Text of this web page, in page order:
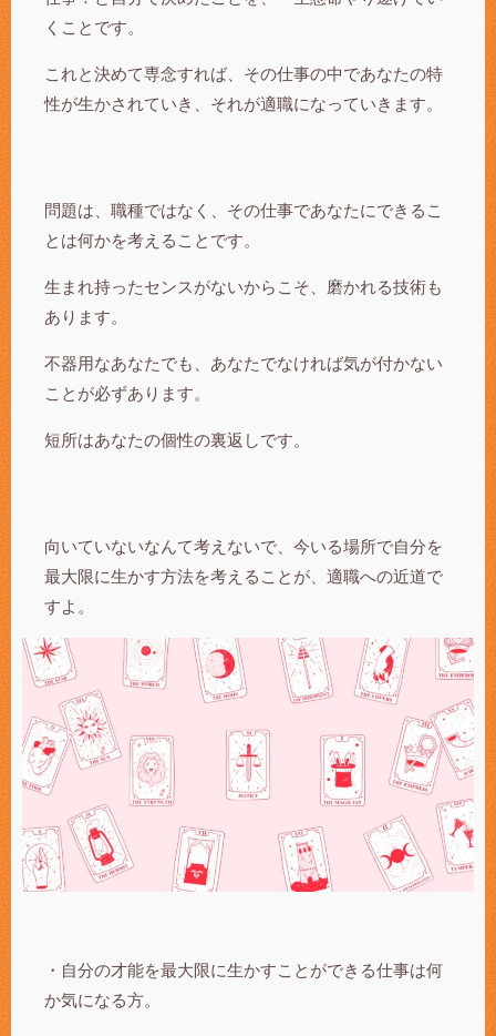
くことです。
これと決めて専念すれば、その仕事の中であなたの特
性が生かされていき、それが適職になっていきます。
問題は、職種ではなく、その仕事であなたにできるこ
とは何かを考えることです。
生まれ持ったセンスがないからこそ、磨かれる技術も
あります。
不器用なあなたでも、あなたでなければ気が付かない
ことが必ずあります。
短所はあなたの個性の裏返しです。
向いていないなんて考えないで、今いる場所で自分を
最大限に生かす方法を考えることが、適職への近道で
すよ。
・自分の才能を最大限に生かすことができる仕事は何
か気になる方。